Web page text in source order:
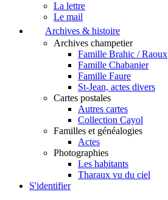
La lettre
Le mail
Archives & histoire
Archives champetier
Famille Brahic / Raoux
Famille Chabanier
Famille Faure
St-Jean, actes divers
Cartes postales
Autres cartes
Collection Cayol
Familles et généalogies
Actes
Photographies
Les habitants
Tharaux vu du ciel
S'identifier